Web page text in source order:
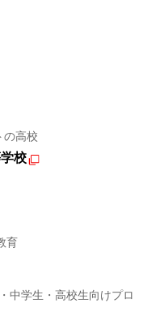
の高校
校
育
中学生・高校生向けプロ